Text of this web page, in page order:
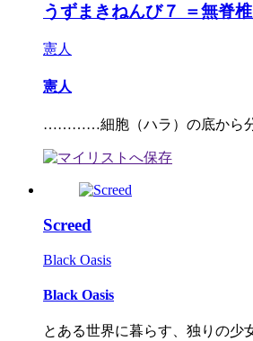
うずまきねんび７ ＝無脊
憲人
憲人
…………細胞（ハラ）の底から分
Screed
Black Oasis
Black Oasis
とある世界に暮らす、独りの少